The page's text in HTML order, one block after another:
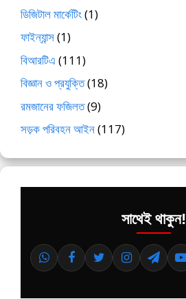
ডিজিটাল মার্কেটিং(1)
ফাইন্যান্স(1)
বিআরটিএ (111)
বিজ্ঞান ও প্রযুক্তি(18)
রমজানের ফজিলত(9)
সড়ক পরিবহন আইন(117)
সাথেই থাকুন!